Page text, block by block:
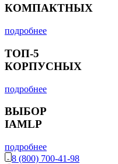
КОМПАКТНЫХ
подробнее
ТОП-5
КОРПУСНЫХ
подробнее
ВЫБОР
IAMLP
подробнее
8 (800) 700-41-98